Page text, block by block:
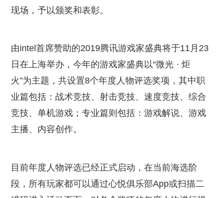
现场，予以颁奖和表彰。
由intel首席赞助的2019腾讯游戏家盛典将于11月23
日在上海举办，今年的游戏家盛典以“微光 · 炬
火”为主题，共设置8个年度人物评选奖项，其中职
业篇包括：战术竞技、射击竞技、速度竞技、综合
竞技、单机游戏；专业篇则包括：游戏解说、游戏
主播、内容创作。
目前年度人物评选已经正式启动，在当前海选阶
段，所有玩家都可以通过心悦俱乐部App或扫描二